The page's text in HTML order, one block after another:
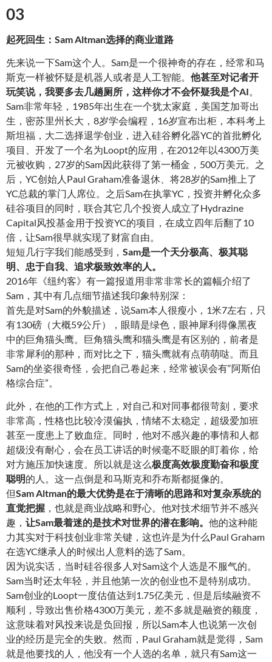
03
起死回生：Sam Altman选择的商业道路
先来说一下Sam这个人。Sam是一个很神奇的存在，经常和马
斯克一样被怀疑是机器人或者是人工智能。 他甚至对记者开
玩笑说，我要多去几趟厕所，这样你才不会怀疑我是个AI。
Sam非常年轻，1985年出生在一个犹太家庭，美国芝加哥出
生，密苏里州长大，8岁学会编程，16岁宣布出柜，本科考上
斯坦福，大二选择退学创业，进入硅谷孵化器YC的首批孵化
项目、开发了一个名为Loopt的应用，在2012年以4300万美
元被收购，27岁的Sam因此获得了第一桶金，500万美元。之
后，YC创始人Paul Graham准备退休、将28岁的Sam推上了
YC总裁的掌门人席位。之后Sam在执掌YC，投资并孵化众多
硅谷项目的同时，联合其它几个投资人成立了Hydrazine
Capital风投基金用于投资YC的项目，在成立四年后翻了10
倍，让Sam很早就实现了财富自由。
短短几行字我们能感受到， Sam是一个天分极高、极其聪
明、忠于自我、追求极致效率的人。
2016年《纽约客》有一篇报道用非常非常长的篇幅介绍了
Sam，其中有几点细节描述我印象特别深：
首先是对Sam的外貌描述，说Sam本人很瘦小，1米7左右，只
有130磅（大概59公斤），眼睛是绿色，眼神犀利得像黑夜
中的巨角猫头鹰。巨角猫头鹰和猫头鹰是有区别的，前者是
非常犀利的那种，而对比之下，猫头鹰就有点萌萌哒。而且
Sam的坐姿很奇怪，会把自己卷起来，经常被误会有“阿斯伯
格综合症”。
此外，在他的工作方式上，对自己和对同事都很苛刻，要求
非常高，性格也比较冷漠偏执，情绪不太稳定，超级爱加班
甚至一度患上了败血症。同时，他对不感兴趣的事情和人都
超级没有耐心，会在员工讲话的时候毫不眨眼的盯着你，给
对方施压加快速度。所以就是这么极度高效极度勤奋和极度
聪明的人。这一点倒是和马斯克和乔布斯都挺像的。
但Sam Altman的最大优势是在于清晰的思路和对复杂系统的
直觉把握 ，也就是商业战略和野心。他对技术细节并不感兴
趣， 让Sam最着迷的是技术对世界的潜在影响。 他的这种能
力其实对于科技创业非常关键，这也许是为什么Paul Graham
在选YC继承人的时候出人意料的选了Sam。
因为说实话，当时硅谷很多人对Sam这个人选是不服气的。
Sam当时还太年轻，并且他第一次的创业也不是特别成功。
Sam创业的Loopt一度估值达到1.75亿美元，但是后续融资不
顺利，导致出售价格4300万美元，差不多就是融资的额度，
这意味着对风投来说是负回报，所以Sam本人也说第一次创
业的经历是完全的失败。然而，Paul Graham就是觉得，Sam
就是他要找的人，他没有一个人选的名单，就只有Sam这一